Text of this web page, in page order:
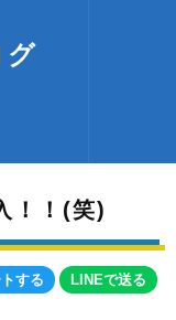
！！(笑)
する LINEで送る